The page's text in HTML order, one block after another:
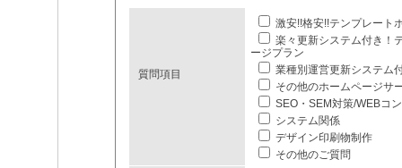
質問項目
激安!!格安!!テンプレート
楽々更新システム付き！
ージプラン
業種別運営更新システム
その他のホームページサ
SEO・SEM対策/WEBコ
システム関係
デザイン印刷物制作
その他のご質問